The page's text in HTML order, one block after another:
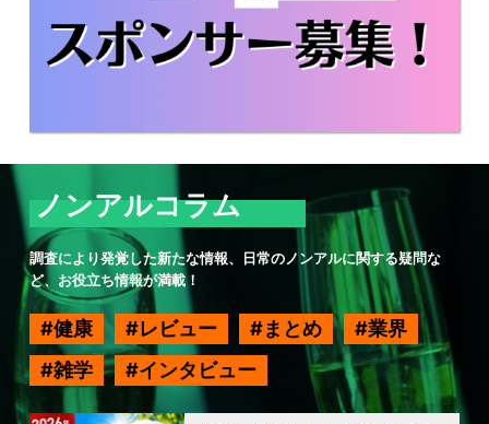
ノンアルコラム
調査により発覚した新たな情報、日常のノンアルに関する疑問な
ど、お役立ち情報が満載！
健康 レビュー まとめ
業界
雑学
インタビュー